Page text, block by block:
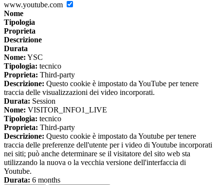
www.youtube.com
Nome
Tipologia
Proprieta
Descrizione
Durata
Nome: YSC
Tipologia: tecnico
Proprieta: Third-party
Descrizione: Questo cookie è impostato da YouTube per tenere
traccia delle visualizzazioni dei video incorporati.
Durata: Session
Nome: VISITOR_INFO1_LIVE
Tipologia: tecnico
Proprieta: Third-party
Descrizione: Questo cookie è impostato da Youtube per tenere
traccia delle preferenze dell'utente per i video di Youtube incorporati
nei siti; può anche determinare se il visitatore del sito web sta
utilizzando la nuova o la vecchia versione dell'interfaccia di
Youtube.
Durata: 6 months